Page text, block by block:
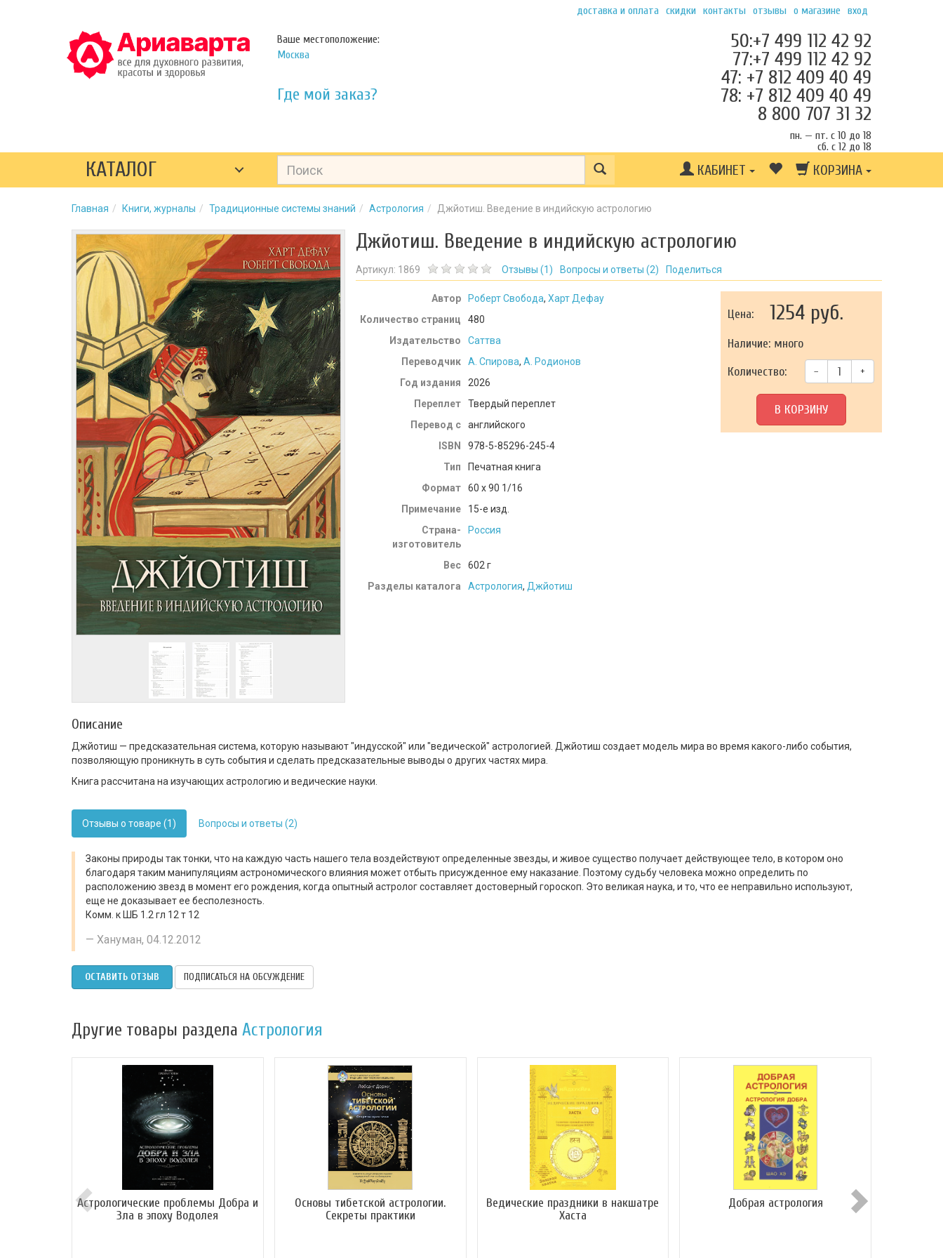
доставка и оплата скидки контакты отзывы о магазине вход
Ваше местоположение:
Москва
Где мой заказ?
50:+7 499 112 42 92
77:+7 499 112 42 92
47: +7 812 409 40 49
78: +7 812 409 40 49
8 800 707 31 32
пн. — пт. с 10 до 18
сб. с 12 до 18
КАТАЛОГ КАБИНЕТ КОРЗИНА
Главная Книги, журналы Традиционные системы знаний Астрология Джйотиш. Введение в индийскую астрологию
Джйотиш. Введение в индийскую астрологию
Артикул: 1869 Отзывы (1 ) Вопросы и ответы (2) Поделиться
Автор Роберт Свобода, Харт Дефау
Количество страниц
480
Издательство
Саттва
Переводчик
А. Спирова, А. Родионов
Год издания
2026
Переплет
Твердый переплет
Перевод с
английского
ISBN
978-5-85296-245-4
Тип
Печатная книга
Формат
60 x 90 1/16
Примечание
15-е изд.
Страна-
изготовитель
Россия
Вес 602 г
Разделы каталога
Астрология, Джйотиш
Цена: 1254 руб.
Наличие: много
Количество:
– +
В КОРЗИНУ
Описание
Джйотиш — предсказательная система, которую называют "индусской" или "ведической" астрологией. Джйотиш создает модель мира во время какого-либо события,
позволяющую проникнуть в суть события и сделать предсказательные выводы о других частях мира.
Книга рассчитана на изучающих астрологию и ведические науки.
Отзывы о товаре (1) Вопросы и ответы (2)
Законы природы так тонки, что на каждую часть нашего тела воздействуют определенные звезды, и живое существо получает действующее тело, в котором оно
благодаря таким манипуляциям астрономического влияния может отбыть присужденное ему наказание. Поэтому судьбу человека можно определить по
расположению звезд в момент его рождения, когда опытный астролог составляет достоверный гороскоп. Это великая наука, и то, что ее неправильно используют,
еще не доказывает ее бесполезность.
Комм. к ШБ 1.2 гл 12 т 12
Хануман, 04.12.2012
ОСТАВИТЬ ОТЗЫВ ПОДПИСАТЬСЯ НА ОБСУЖДЕНИЕ
Другие товары раздела Астрология
Астрологические проблемы Добра и
Зла в эпоху Водолея
Основы тибетской астрологии.
Секреты практики
Ведические праздники в накшатре
Хаста
Добрая астрология